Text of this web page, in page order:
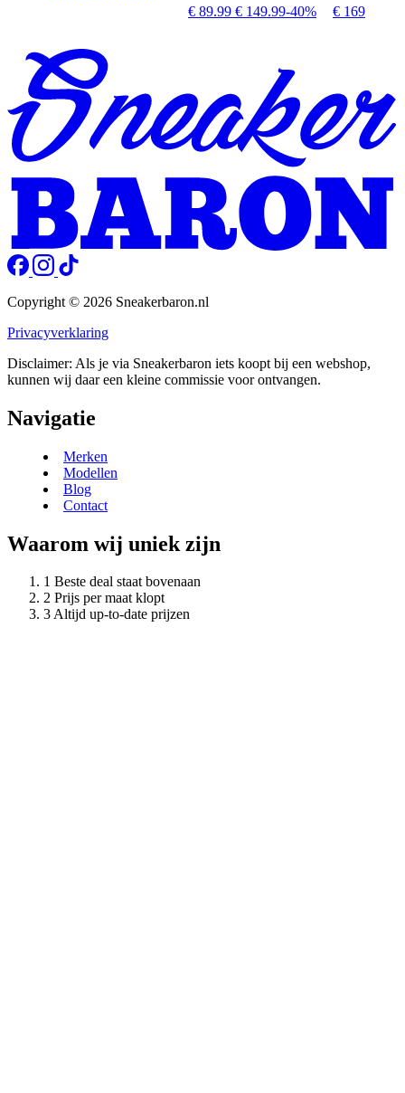
€ 89.99 € 149.99-40% € 169
Copyright © 2026 Sneakerbaron.nl
Privacyverklaring
Disclaimer: Als je via Sneakerbaron iets koopt bij een webshop,
kunnen wij daar een kleine commissie voor ontvangen.
Navigatie
Merken
Modellen
Blog
Contact
Waarom wij uniek zijn
Beste deal staat bovenaan
Prijs per maat klopt
Altijd up-to-date prijzen